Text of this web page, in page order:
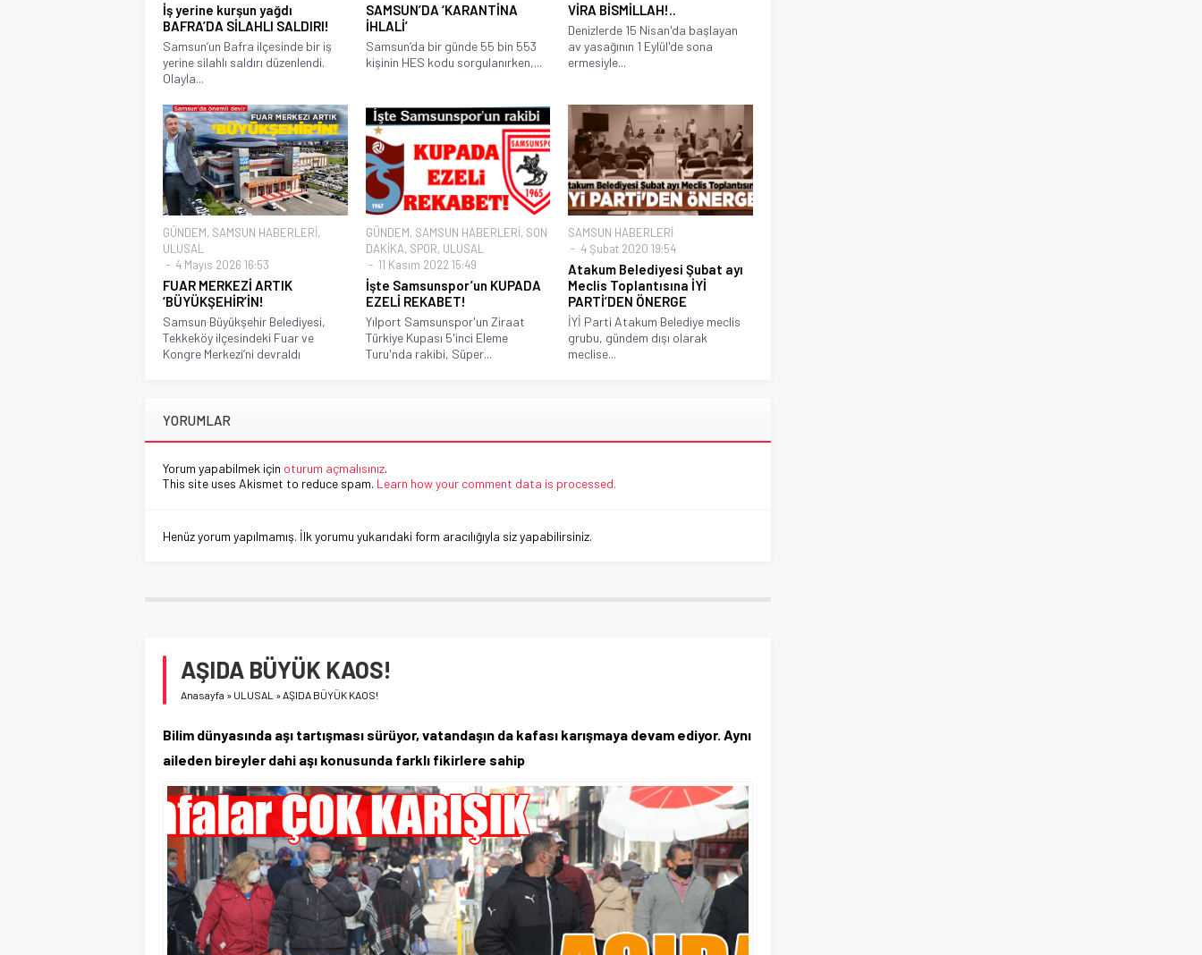
İş yerine kurşun yağdı
BAFRA’DA SİLAHLI SALDIRI!
Samsun’un Bafra ilçesinde bir iş
yerine silahlı saldırı düzenlendi.
Olayla...
SAMSUN’DA ‘KARANTİNA
İHLALİ’
Samsun’da bir günde 55 bin 553
kişinin HES kodu sorgulanırken,...
VİRA BİSMİLLAH!..
Denizlerde 15 Nisan'da başlayan
av yasağının 1 Eylül'de sona
ermesiyle...
GÜNDEM, SAMSUN HABERLERİ,
ULUSAL
4 Mayıs 2026 16:53
FUAR MERKEZİ ARTIK
‘BÜYÜKŞEHİR’İN!
Samsun Büyükşehir Belediyesi,
Tekkeköy ilçesindeki Fuar ve
Kongre Merkezi’ni devraldı
GÜNDEM, SAMSUN HABERLERİ, SON
DAKİKA, SPOR, ULUSAL
11 Kasım 2022 15:49
İşte Samsunspor’un KUPADA
EZELİ REKABET!
Yılport Samsunspor'un Ziraat
Türkiye Kupası 5'inci Eleme
Turu'nda rakibi, Süper...
SAMSUN HABERLERİ
4 Şubat 2020 19:54
Atakum Belediyesi Şubat ayı
Meclis Toplantısına İYİ
PARTİ’DEN ÖNERGE
İYİ Parti Atakum Belediye meclis
grubu, gündem dışı olarak
meclise...
YORUMLAR
Yorum yapabilmek için oturum açmalısınız.
This site uses Akismet to reduce spam. Learn how your comment data is processed.
Henüz yorum yapılmamış. İlk yorumu yukarıdaki form aracılığıyla siz yapabilirsiniz.
AŞIDA BÜYÜK KAOS!
Anasayfa » ULUSAL »AŞIDA BÜYÜK KAOS!
Bilim dünyasında aşı tartışması sürüyor, vatandaşın da kafası karışmaya devam ediyor. Aynı
aileden bireyler dahi aşı konusunda farklı fikirlere sahip